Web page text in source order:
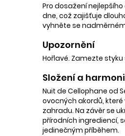
Pro dosažení
dne, což zajišťuje
vyhněte se
Upozornění
Hořlavé. Zamezte
Složení a
Nuit de Cellophane od
ovocných akordů,
zahradu. Na závěr se
přírodních ingrediencí,
jedinečným příběhem.